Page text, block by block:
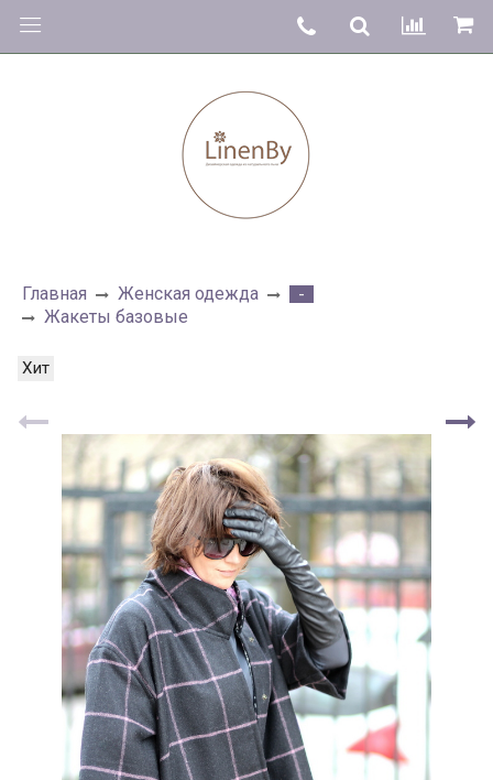
Главная Женская одежда
-
Жакеты базовые
Хит